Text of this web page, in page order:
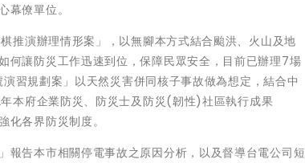
僚單位。
推演辦理情形案」，以無腳本方式結合颱洪、火山及地
何讓防災工作迅速到位，保障民眾安全，目前已辦理7場
習規劃案」以天然災害併同核子事故做為想定，結合中
本府企業防災、防災士及防災(韌性)社區執行成果
各界防災制度。
告本市相關停電事故之原因分析，以及督導台電公司短